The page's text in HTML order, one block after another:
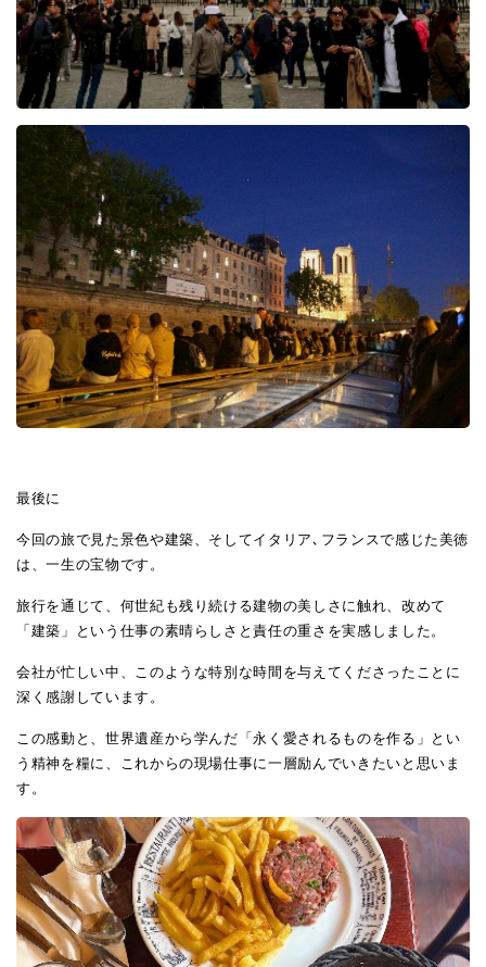
最後に
今回の旅で見た景色や建築、そしてイタリア､フランスで感じた美徳
は、一生の宝物です。
旅行を通じて、何世紀も残り続ける建物の美しさに触れ、改めて
「建築」という仕事の素晴らしさと責任の重さを実感しました。
会社が忙しい中、このような特別な時間を与えてくださったことに
深く感謝しています。
この感動と、世界遺産から学んだ「永く愛されるものを作る」とい
う精神を糧に、これからの現場仕事に一層励んでいきたいと思いま
す。